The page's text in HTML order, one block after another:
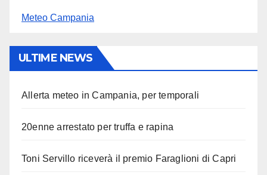
Meteo Campania
ULTIME NEWS
Allerta meteo in Campania, per temporali
20enne arrestato per truffa e rapina
Toni Servillo riceverà il premio Faraglioni di Capri